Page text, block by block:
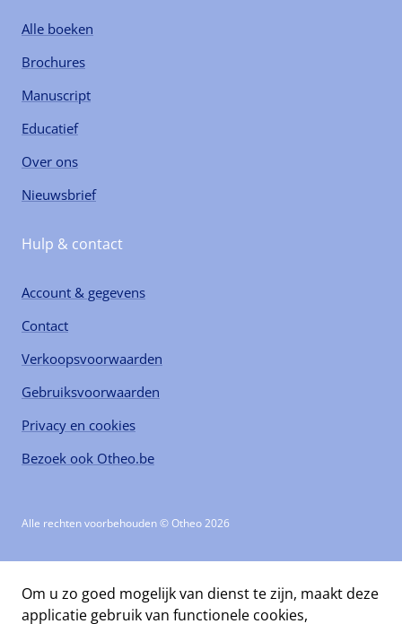
Alle boeken
Brochures
Manuscript
Educatief
Over ons
Nieuwsbrief
Hulp & contact
Account & gegevens
Contact
Verkoopsvoorwaarden
Gebruiksvoorwaarden
Privacy en cookies
Bezoek ook Otheo.be
Alle rechten voorbehouden © Otheo 2026
Om u zo goed mogelijk van dienst te zijn, maakt deze
applicatie gebruik van functionele cookies,